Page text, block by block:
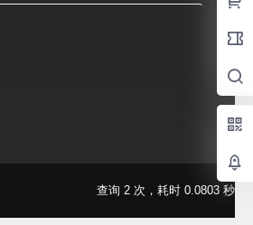
查询 2 次，耗时 0.0803 秒